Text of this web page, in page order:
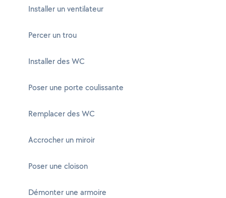
Installer un ventilateur
Percer un trou
Installer des WC
Poser une porte coulissante
Remplacer des WC
Accrocher un miroir
Poser une cloison
Démonter une armoire